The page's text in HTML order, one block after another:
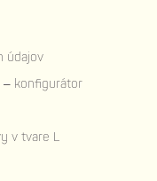
údajov
– konfigurátor
v tvare L